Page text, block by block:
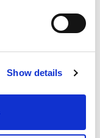
Show details